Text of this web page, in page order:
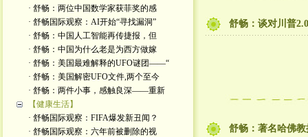
· 舒畅：两位中国数学家获菲奖的感
· 舒畅国际观察：AI开始“寻找漏洞”
· 舒畅：中国人工智能再传捷报，但
· 舒畅：中国为什么老是为西方做嫁
· 舒畅：美国最难解释的UFO谜团——“
· 舒畅：美国解密UFO文件,两个至今
· 舒畅：两件小事，感触良深——重新
【健康生活】
· 舒畅国际观察：FIFA爆发新丑闻？
· 舒畅国际观察：六年前被删除的视
舒畅：谈对川普
舒畅：著名哈佛